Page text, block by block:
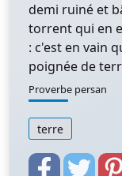
demi ruiné et
torrent qui en
: c'est en vain
poignée de
Proverbe persan
terre